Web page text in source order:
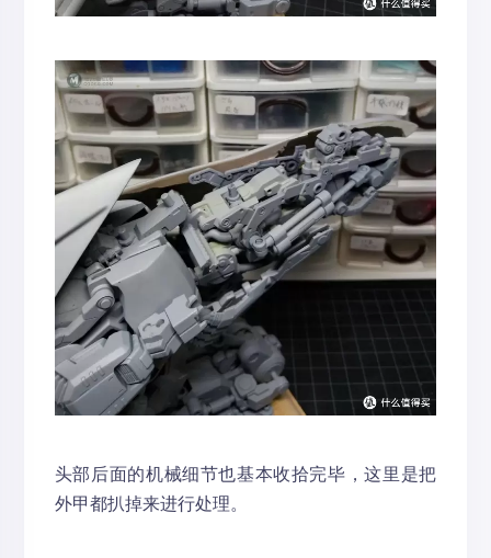
头部后面的机械细节也基本收拾完毕，这里是把
外甲都扒掉来进行处理。